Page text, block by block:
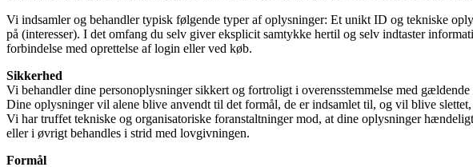
Vi indsamler og behandler typisk følgende typer af oplysninger: Et unikt ID og tekniske
på (interesser). I det omfang du selv giver eksplicit samtykke hertil og selv indtaster
forbindelse med oprettelse af login eller ved køb.
Sikkerhed
Vi behandler dine personoplysninger sikkert og fortroligt i overensstemmelse med
Dine oplysninger vil alene blive anvendt til det formål, de er indsamlet til, og vil blive
Vi har truffet tekniske og organisatoriske foranstaltninger mod, at dine oplysninger
eller i øvrigt behandles i strid med lovgivningen.
Formål